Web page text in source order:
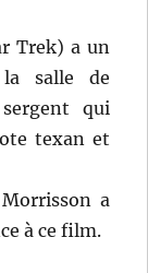
Trek) a un
salle de
qui
texan et
a
à ce film.